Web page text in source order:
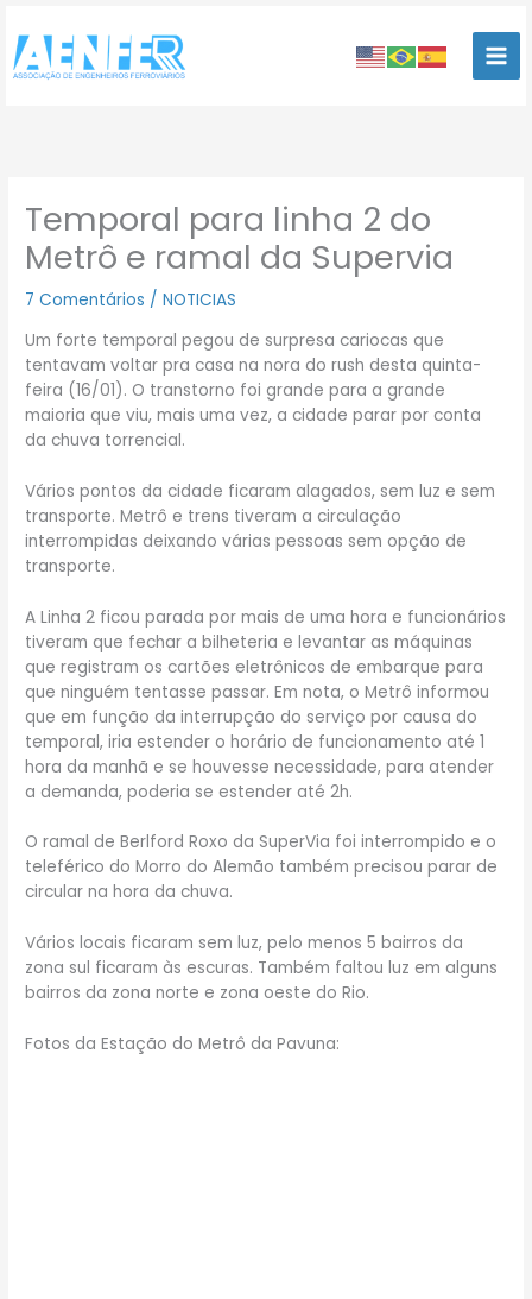
para
conteúdo
Temporal para linha 2 do
Metrô e ramal da Supervia
7 Comentários /NOTICIAS
Um forte temporal pegou de surpresa cariocas que
tentavam voltar pra casa na nora do rush desta quinta-
feira (16/01). O transtorno foi grande para a grande
maioria que viu, mais uma vez, a cidade parar por conta
da chuva torrencial.
Vários pontos da cidade ficaram alagados, sem luz e sem
transporte. Metrô e trens tiveram a circulação
interrompidas deixando várias pessoas sem opção de
transporte.
A Linha 2 ficou parada por mais de uma hora e funcionários
tiveram que fechar a bilheteria e levantar as máquinas
que registram os cartões eletrônicos de embarque para
que ninguém tentasse passar. Em nota, o Metrô informou
que em função da interrupção do serviço por causa do
temporal, iria estender o horário de funcionamento até 1
hora da manhã e se houvesse necessidade, para atender
a demanda, poderia se estender até 2h.
O ramal de Berlford Roxo da SuperVia foi interrompido e o
teleférico do Morro do Alemão também precisou parar de
circular na hora da chuva.
Vários locais ficaram sem luz, pelo menos 5 bairros da
zona sul ficaram às escuras. Também faltou luz em alguns
bairros da zona norte e zona oeste do Rio.
Fotos da Estação do Metrô da Pavuna: